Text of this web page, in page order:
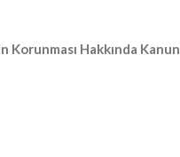
Korunması Hakkında Kanun